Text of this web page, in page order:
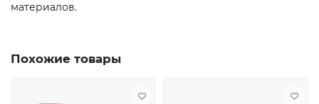
материалов.
Похожие товары